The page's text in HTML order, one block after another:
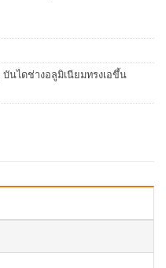
บันไดช่างอลูมิเนียมทรงเอขึ้น